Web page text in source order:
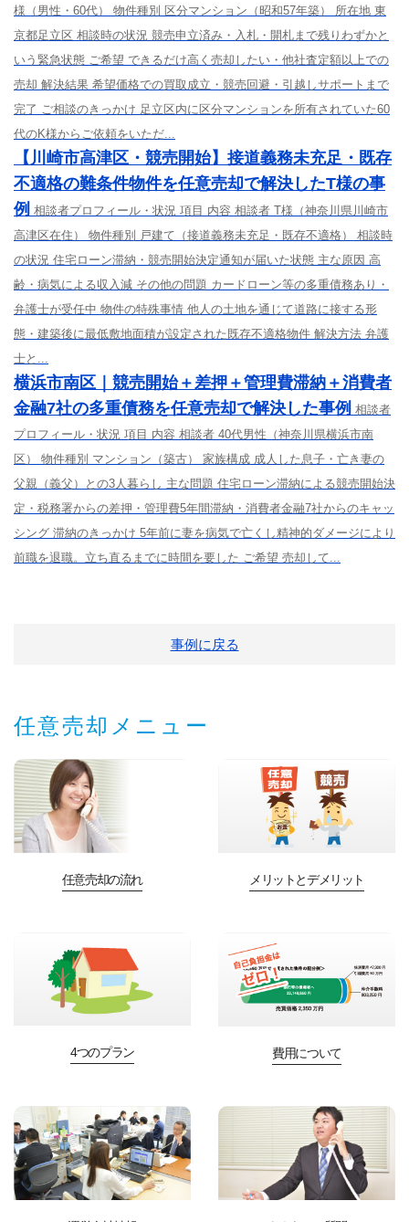
様（男性・60代） 物件種別 区分マンション（昭和57年築） 所在地 東
京都足立区 相談時の状況 競売申立済み・入札・開札まで残りわずかと
いう緊急状態 ご希望 できるだけ高く売却したい・他社査定額以上での
売却 解決結果 希望価格での買取成立・競売回避・引越しサポートまで
完了 ご相談のきっかけ 足立区内に区分マンションを所有されていた60
代のK様からご依頼をいただ...
【川崎市高津区・競売開始】接道義務未充足・既存
不適格の難条件物件を任意売却で解決したT様の事
例 相談者プロフィール・状況 項目 内容 相談者 T様（神奈川県川崎市
高津区在住） 物件種別 戸建て（接道義務未充足・既存不適格） 相談時
の状況 住宅ローン滞納・競売開始決定通知が届いた状態 主な原因 高
齢・病気による収入減 その他の問題 カードローン等の多重債務あり・
弁護士が受任中 物件の特殊事情 他人の土地を通じて道路に接する形
態・建築後に最低敷地面積が設定された既存不適格物件 解決方法 弁護
士と...
横浜市南区｜競売開始＋差押＋管理費滞納＋消費者
金融7社の多重債務を任意売却で解決した事例 相談者
プロフィール・状況 項目 内容 相談者 40代男性（神奈川県横浜市南
区） 物件種別 マンション（築古） 家族構成 成人した息子・亡き妻の
父親（義父）との3人暮らし 主な問題 住宅ローン滞納による競売開始決
定・税務署からの差押・管理費5年間滞納・消費者金融7社からのキャッ
シング 滞納のきっかけ 5年前に妻を病気で亡くし精神的ダメージにより
前職を退職。立ち直るまでに時間を要した ご希望 売却して...
事例に戻る
任意売却メニュー
任意売却の流れ メリットとデメリット
4つのプラン 費用について